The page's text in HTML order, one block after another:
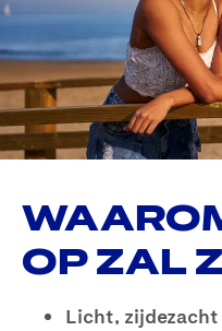
OP ZAL
Licht,